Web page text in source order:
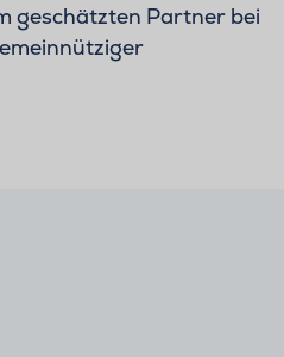
geschätzten Partner bei